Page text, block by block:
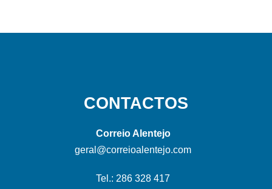
CONTACTOS
Correio Alentejo
geral@correioalentejo.com
Tel.: 286 328 417